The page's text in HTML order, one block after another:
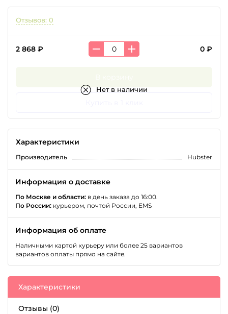
Отзывов: 0
2 868 ₽ 0 ₽
Нет в наличии
Характеристики
Производитель Hubster
Информация о доставке
По Москве и области: в день заказа до 16:00.
По России: курьером, почтой России, EMS
Информация об оплате
Наличными картой курьеру или более 25 вариантов
вариантов оплаты прямо на сайте.
Характеристики
Отзывы (0)